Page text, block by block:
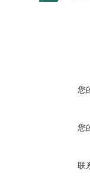
您
您
联